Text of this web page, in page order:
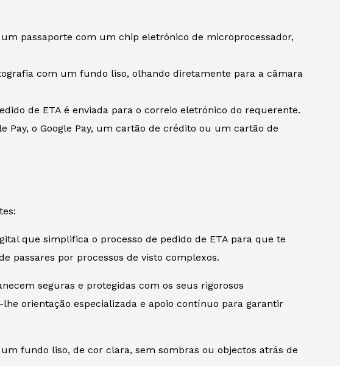
passaporte com um chip eletrónico de microprocessador,
com um fundo liso, olhando diretamente para a câmara
de ETA é enviada para o correio eletrónico do requerente.
Pay, o Google Pay, um cartão de crédito ou um cartão de
que simplifica o processo de pedido de ETA para que te
passares por processos de visto complexos.
seguras e protegidas com os seus rigorosos
orientação especializada e apoio contínuo para garantir
um fundo liso, de cor clara, sem sombras ou objectos atrás de